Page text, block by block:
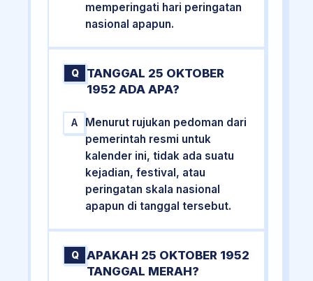
memperingati hari peringatan
nasional apapun.
Q
TANGGAL 25 OKTOBER
1952 ADA APA?
A
Menurut rujukan pedoman dari
pemerintah resmi untuk
kalender ini, tidak ada suatu
kejadian, festival, atau
peringatan skala nasional
apapun di tanggal tersebut.
Q
APAKAH 25 OKTOBER 1952
TANGGAL MERAH?